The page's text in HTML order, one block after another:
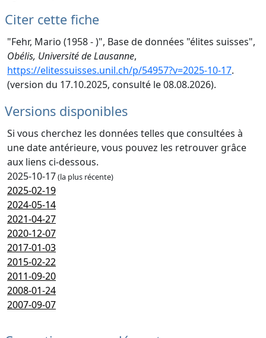
Citer cette fiche
"Fehr, Mario (1958 - )", Base de données "élites suisses",
Obélis, Université de Lausanne,
https://elitessuisses.unil.ch/p/54957?v=2025-10-17.
(version du 17.10.2025, consulté le 08.08.2026).
Versions disponibles
Si vous cherchez les données telles que consultées à
une date antérieure, vous pouvez les retrouver grâce
aux liens ci-dessous.
2025-10-17(la plus récente)
2025-02-19
2024-05-14
2021-04-27
2020-12-07
2017-01-03
2015-02-22
2011-09-20
2008-01-24
2007-09-07